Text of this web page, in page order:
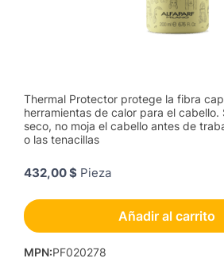
Thermal Protector protege la fibra
herramientas de calor para el cabello.
seco, no moja el cabello antes de
o las tenacillas
432,00 $ Pieza
Añadir al carrito
MPN:PF020278